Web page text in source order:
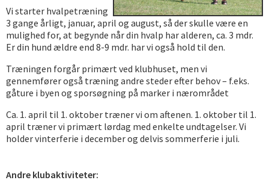
Vi starter hvalpetræning
3 gange årligt, januar, april og august, så der skulle være en
mulighed for, at begynde når din hvalp har alderen, ca. 3 mdr.
Er din hund ældre end 8-9 mdr. har vi også hold til den.
Træningen forgår primært ved klubhuset, men vi
gennemfører også træning andre steder efter behov – f.eks.
gåture i byen og sporsøgning på marker i nærområdet
Ca. 1. april til 1. oktober træner vi om aftenen. 1. oktober til 1.
april træner vi primært lørdag med enkelte undtagelser. Vi
holder vinterferie i december og delvis sommerferie i juli.
Andre klubaktiviteter: